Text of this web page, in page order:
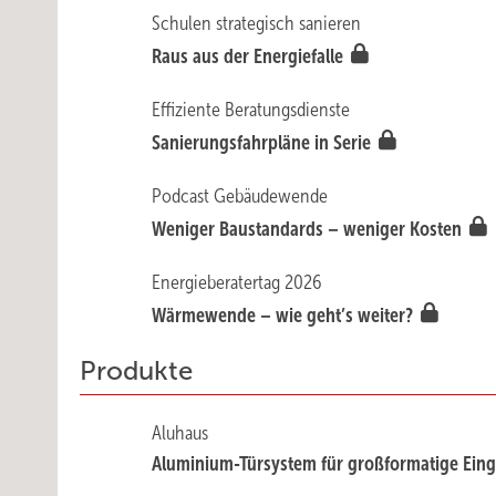
Schulen strategisch sanieren
Raus aus der Energiefalle
Effiziente Beratungsdienste
Sanierungsfahrpläne in Serie
Podcast Gebäudewende
Weniger Baustandards – weniger Kosten
Energieberatertag 2026
Wärme­wende – wie geht’s weiter?
Produkte
Aluhaus
Aluminium-Türsystem für großformatige